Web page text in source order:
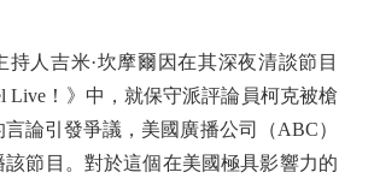
人吉米·坎摩爾因在其深夜清談節目
Live！》中，就保守派評論員柯克被槍
論引發爭議，美國廣播公司（ABC）
節目。對於這個在美國極具影響力的